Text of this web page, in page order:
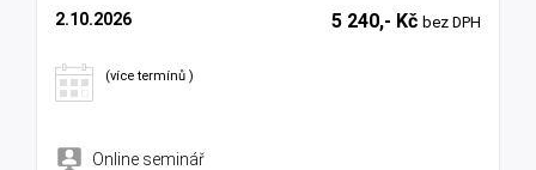
5 240,- Kč bez DPH
2.10.2026
(více termínů )
Online seminář